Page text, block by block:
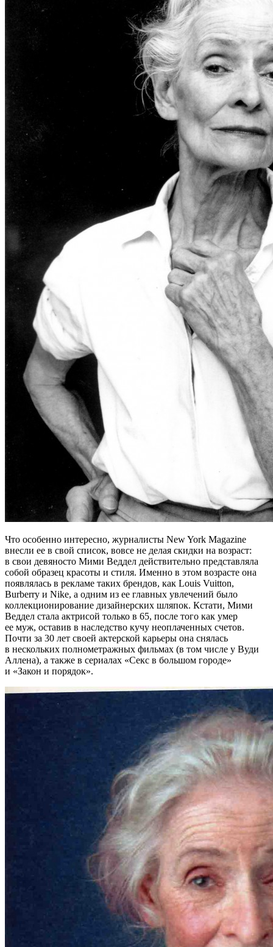
Что особенно интересно, журналисты New York Magazine
внесли ее в свой список, вовсе не делая скидки на возраст:
в свои девяносто Мими Веддел действительно представляла
собой образец красоты и стиля. Именно в этом возрасте она
появлялась в рекламе таких брендов, как Louis Vuitton,
Burberry и Nike, а одним из ее главных увлечений было
коллекционирование дизайнерских шляпок. Кстати, Мими
Веддел стала актрисой только в 65, после того как умер
ее муж, оставив в наследство кучу неоплаченных счетов.
Почти за 30 лет своей актерской карьеры она снялась
в нескольких полнометражных фильмах (в том числе у Вуди
Аллена), а также в сериалах «Секс в большом городе»
и «Закон и порядок».